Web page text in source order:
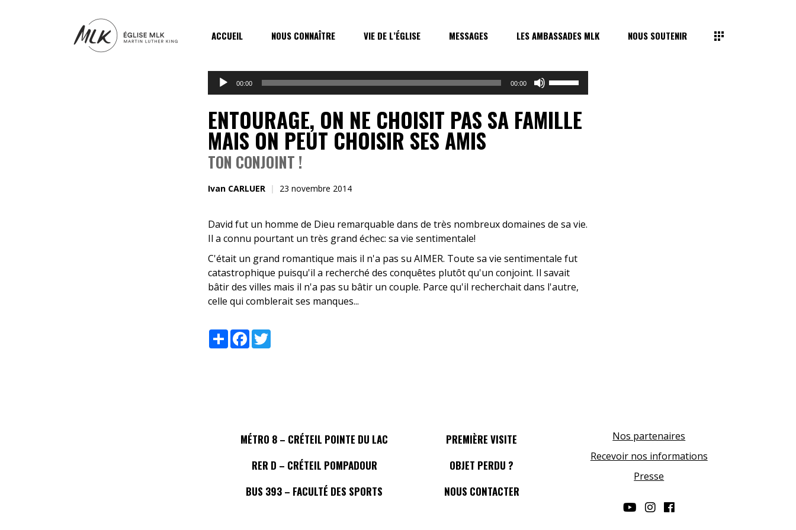
ACCUEIL NOUS CONNAÎTRE VIE DE L’ÉGLISE MESSAGES LES AMBASSADES MLK NOUS SOUTENIR
Lecteur
audio
00:00 00:00
haut/bas
ENTOURAGE, ON NE CHOISIT PAS SA FAMILLE
MAIS ON PEUT CHOISIR SES AMIS
TON CONJOINT !
Ivan CARLUER 23 novembre 2014
David fut un homme de Dieu remarquable dans de très nombreux domaines de sa vie.
Il a connu pourtant un très grand échec: sa vie sentimentale!
C'était un grand romantique mais il n'a pas su AIMER. Toute sa vie sentimentale fut
catastrophique puisqu'il a recherché des conquêtes plutôt qu'un conjoint. Il savait
bâtir des villes mais il n'a pas su bâtir un couple. Parce qu'il recherchait dans l'autre,
celle qui comblerait ses manques...
ShareFacebook
MÉTRO 8 – CRÉTEIL POINTE DU LAC
RER D – CRÉTEIL POMPADOUR
BUS 393 – FACULTÉ DES SPORTS
PREMIÈRE VISITE
OBJET PERDU ?
NOUS CONTACTER
Nos partenaires
Recevoir nos informations
Presse